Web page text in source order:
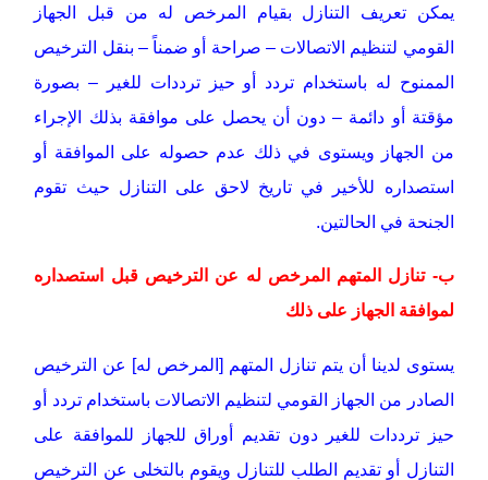
يمكن تعريف التنازل بقيام المرخص له من قبل الجهاز
القومي لتنظيم الاتصالات – صراحة أو ضمناً – بنقل الترخيص
الممنوح له باستخدام تردد أو حيز ترددات للغير – بصورة
مؤقتة أو دائمة – دون أن يحصل على موافقة بذلك الإجراء
من الجهاز ويستوى في ذلك عدم حصوله على الموافقة أو
استصداره للأخير في تاريخ لاحق على التنازل حيث تقوم
الجنحة في الحالتين.
ب- تنازل المتهم المرخص له عن الترخيص قبل استصداره
لموافقة الجهاز على ذلك
يستوى لدينا أن يتم تنازل المتهم [المرخص له] عن الترخيص
الصادر من الجهاز القومي لتنظيم الاتصالات باستخدام تردد أو
حيز ترددات للغير دون تقديم أوراق للجهاز للموافقة على
التنازل أو تقديم الطلب للتنازل ويقوم بالتخلى عن الترخيص